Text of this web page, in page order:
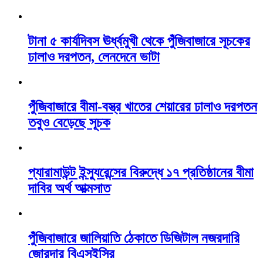
টানা ৫ কার্যদিবস ঊর্ধ্বমুখী থেকে পুঁজিবাজারে সূচকের
ঢালাও দরপতন, লেনদেনে ভাটা
পুঁজিবাজারে বীমা-বস্ত্র খাতের শেয়ারের ঢালাও দরপতন
তবুও বেড়েছে সূচক
প্যারামাউন্ট ইন্স্যুরেন্সের বিরুদ্ধে ১৭ প্রতিষ্ঠানের বীমা
দাবির অর্থ আত্মসাত
পুঁজিবাজারে জালিয়াতি ঠেকাতে ডিজিটাল নজরদারি
জোরদার বিএসইসির